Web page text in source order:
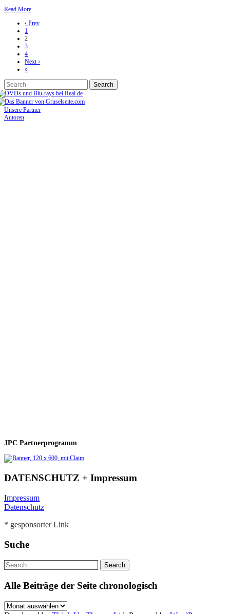
Read More
‹ Prev
1
2
3
4
Next ›
»
Unsere Partner
Autoren
JPC Partnerprogramm
DATENSCHUTZ + Impressum
Impressum
Datenschutz
* gesponsorter Link
Suche
Alle Beiträge der Seite chronologisch
Alle